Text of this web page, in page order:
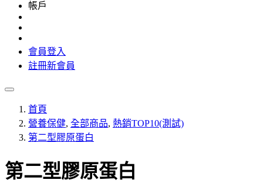
帳戶
會員登入
註冊新會員
首頁
營養保健, 全部商品, 熱銷TOP10(測試)
第二型膠原蛋白
第二型膠原蛋白